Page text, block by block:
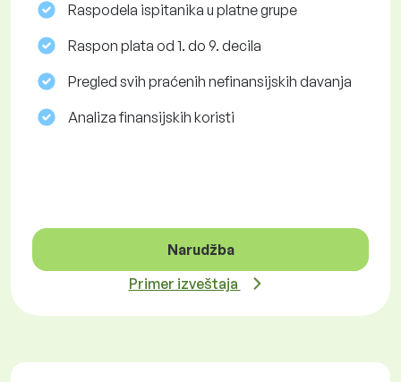
Raspodela ispitanika u platne grupe
Raspon plata od 1. do 9. decila
Pregled svih praćenih nefinansijskih davanja
Analiza finansijskih koristi
Narudžba
Primer izveštaja